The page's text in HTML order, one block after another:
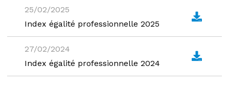
25/02/2025
Index égalité professionnelle 2025
27/02/2024
Index égalité professionnelle 2024